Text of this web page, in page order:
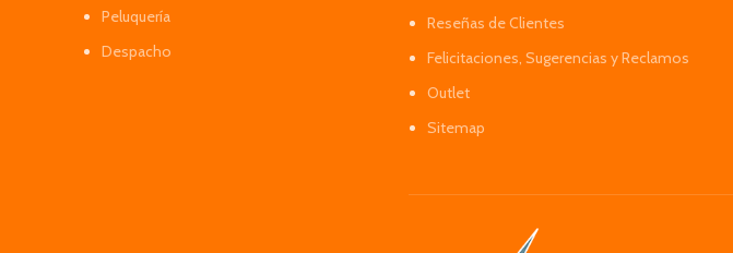
Peluquería
Despacho
Reseñas de Clientes
Felicitaciones, Sugerencias y Reclamos
Outlet
Sitemap